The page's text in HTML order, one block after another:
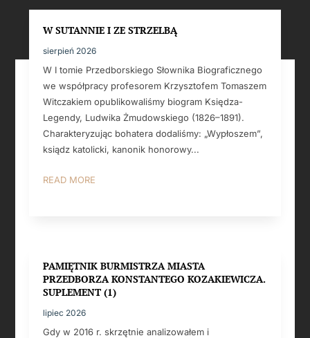
W SUTANNIE I ZE STRZELBĄ
sierpień 2026
W I tomie Przedborskiego Słownika Biograficznego
we współpracy profesorem Krzysztofem Tomaszem
Witczakiem opublikowaliśmy biogram Księdza-
Legendy, Ludwika Żmudowskiego (1826–1891).
Charakteryzując bohatera dodaliśmy: „Wypłoszem”,
ksiądz katolicki, kanonik honorowy...
READ MORE
PAMIĘTNIK BURMISTRZA MIASTA
PRZEDBORZA KONSTANTEGO KOZAKIEWICZA.
SUPLEMENT (1)
lipiec 2026
Gdy w 2016 r. skrzętnie analizowałem i